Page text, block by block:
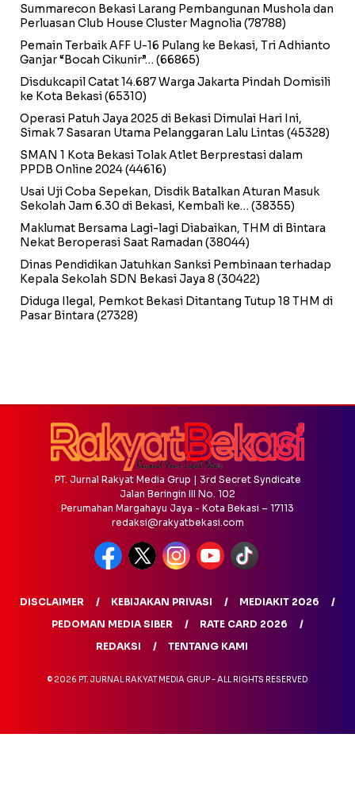
Summarecon Bekasi Larang Pembangunan Mushola dan
Perluasan Club House Cluster Magnolia (78788)
Pemain Terbaik AFF U-16 Pulang ke Bekasi, Tri Adhianto
Ganjar “Bocah Cikunir”… (66865)
Disdukcapil Catat 14.687 Warga Jakarta Pindah Domisili
ke Kota Bekasi(65310)
Operasi Patuh Jaya 2025 di Bekasi Dimulai Hari Ini,
Simak 7 Sasaran Utama Pelanggaran Lalu Lintas (45328)
SMAN 1 Kota Bekasi Tolak Atlet Berprestasi dalam
PPDB Online 2024(44616)
Usai Uji Coba Sepekan, Disdik Batalkan Aturan Masuk
Sekolah Jam 6.30 di Bekasi, Kembali ke… (38355)
Maklumat Bersama Lagi-lagi Diabaikan, THM di Bintara
Nekat Beroperasi Saat Ramadan (38044)
Dinas Pendidikan Jatuhkan Sanksi Pembinaan terhadap
Kepala Sekolah SDN Bekasi Jaya 8 (30422)
Diduga Ilegal, Pemkot Bekasi Ditantang Tutup 18 THM di
Pasar Bintara (27328)
PT. Jurnal Rakyat Media Grup | 3rd Secret Syndicate
Jalan Beringin III No. 102
Perumahan Margahayu Jaya - Kota Bekasi – 17113
redaksi@rakyatbekasi.com
DISCLAIMER KEBIJAKAN PRIVASI
MEDIAKIT 2026
PEDOMAN MEDIA SIBER
RATE CARD 2026
REDAKSI
TENTANG KAMI
© 2026 PT. JURNAL RAKYAT MEDIA GRUP - ALL RIGHTS RESERVED